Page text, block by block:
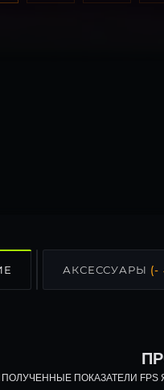
АКСЕССУАРЫ (-
ПОЛУЧЕННЫЕ ПОКАЗАТЕЛИ